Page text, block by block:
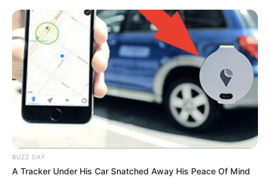
BUZZ DAY
A Tracker Under His Car Snatched Away His Peace Of Mind